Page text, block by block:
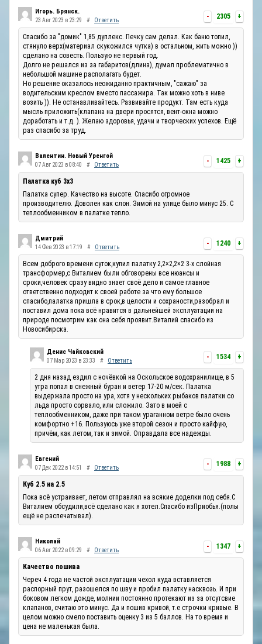
- 2305 +
Игорь. Брянск.
23 Авг 2023 в 23:29 # Ответить
Спасибо за "домик" 1,85 дуплекс. Печку сам делал. Как баню топил,
стянуло верх(материал скукожился чутка) в остальном, жить можно ))
сделано на совесть. Пользую не первый год.
Долго не решался из за габаритов(длина), думал проблематично в
небольшой машине располагать будет.
Но решение оказалось неожиданно практичным, "сажаю" за
водительским креслом вместо пассажира. Так можно хоть в ниве
возить )). Не останавливайтесь. Развивайте продукт. Там есть куда
мысль приложить(клапана на двери просятся, вент-окна можно
доработать и т.д. ). Желаю здоровья, удачи и творческих успехов. Ещё
раз спасибо за труд.
- 1425 +
Валентин. Новый Уренгой
07 Авг 2023 в 08:40 # Ответить
Палатка куб 3х3
Палатка супер. Качество на высоте. Спасибо огромное
производителю. Доволен как слон. Зимой на улице было минус 25. С
теплообменником в палатке тепло.
- 1240 +
Дмитрий
14 Фев 2023 в 17:19 # Ответить
Всем доброго времени суток,купил палатку 2,2×2,2×2 3-х слойная
трансформер,с Виталием были обговорены все нюансы и
сроки,человек сразу видно знает своё дело и самое главное
ответственно подходит к своей работе за что ему большое
спасибо,палатка пришла в срок,в целости и сохраности,разобрал и
поставил дома пока всё нравится в дальнейшей эксплуатации на
природе посмотрим как она себя проявит.Виталий спасибо из
Новосибирска.
- 1534 +
Денис Чайковский
07 Мар 2023 в 23:33 # Ответить
2 дня назад ездил с ночёвкой на Оскольское водохранилище, в 5
утра попал в снежный буран и ветер 17-20 м/сек. Палатка
выдержала просто на ура, хотя у нескольких рыбаков палатки со
льда просто сорвало, или сложило. Зато в моей с
теплообменником, даже при таком ураганном ветре было очень
комфортно +16. Пользуюсь уже второй сезон и просто кайфую,
причём, как летом, так и зимой. Оправдала все надежды.
- 1988 +
Евгений
07 Дек 2022 в 14:51 # Ответить
Куб 2.5 на 2.5
Пока всё устраивает, летом отправлял на всякие доделки под себя.С
Виталием обсудили,всё сделано как я хотел.Спасибо изПриобья.(полы
ещё не распечатывал).
- 1347 +
Николай
06 Авг 2022 в 09:29 # Ответить
Качество пошива
Череч 4 года не частой эксплуатации чехол куда вставляется
распорный прут, разошелся по шву и пробил палатку насквозь. И при
боковом легком дожде, молнии постоянно протекают из за отсутсвие
клапанов, считаю это минус. Да и пошив кривой, т.е строчки кривые. В
целом можно смело поставить оценку 3 из 5 баллов. На то время и
цена не маленькая была.